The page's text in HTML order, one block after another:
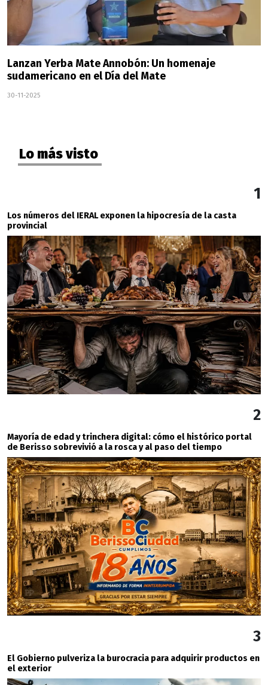
Lanzan Yerba Mate Annobón: Un homenaje
sudamericano en el Día del Mate
30-11-2025
Lo más visto
1
Los números del IERAL exponen la hipocresía de la casta
provincial
2
Mayoría de edad y trinchera digital: cómo el histórico portal
de Berisso sobrevivió a la rosca y al paso del tiempo
3
El Gobierno pulveriza la burocracia para adquirir productos en
el exterior